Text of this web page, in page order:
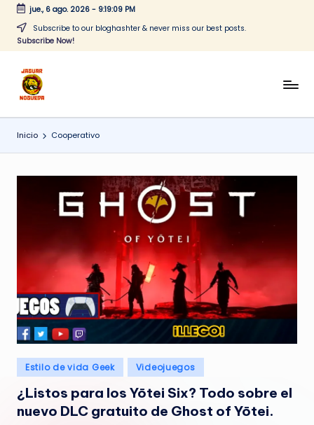
Saltar
jue., 6 ago. 2026- 9:19:09 PM
Subscribe to our bloghashter & never miss our best posts.
Subscribe Now!
J
a
g
o
u
e
d
a
CONTENIDO
Inicio Cooperativo
Publicado
en
Estilo de vida Geek Videojuegos
¿Listos para los Yōtei Six? Todo sobre el
nuevo DLC gratuito de Ghost of Yōtei.